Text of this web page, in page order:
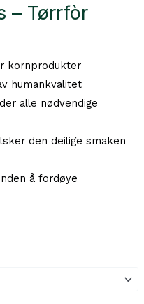
– Tørrfòr
kornprodukter
humankvalitet
alle nødvendige
den deilige smaken
å fordøye